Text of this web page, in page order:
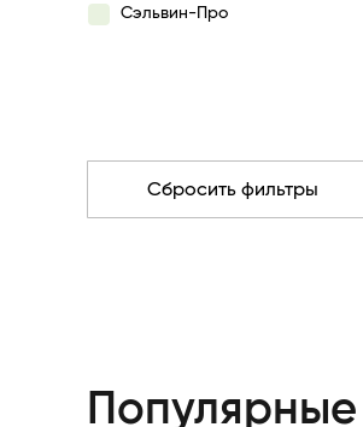
Сэльвин-Про
Сбросить фильтры